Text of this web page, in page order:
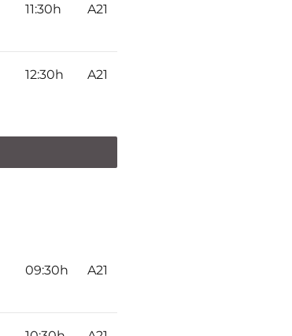
11:30h A21
12:30h A21
09:30h A21